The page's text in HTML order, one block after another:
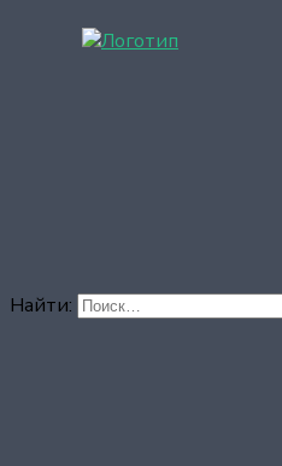
Найти: